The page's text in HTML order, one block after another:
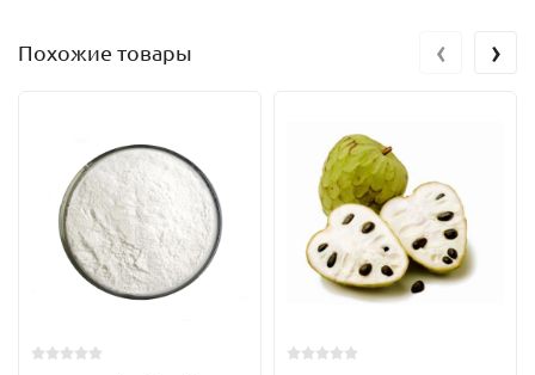
Получают гидролат методом дистилляции паром из
Зеленый чай – отличный антиоксидант. Очень мягко и бережно
ухаживает за кожей, питая и смягчая ее. Он идеально подходит
для ухода за любым типом кожи, быстро и нежно возвращая
ей жизнь, мягкость и упругость. Обогащает дополнительными
возможностями средства по уходу за жирной и воспаленной
кожей, оказывает антисептическое, антибактериальное и
сухой и чувствительной кожи: усиливает процессы
Похожие товары ‹ ›